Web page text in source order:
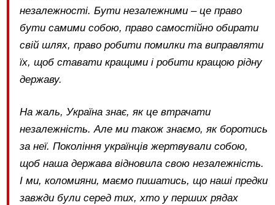
незалежності. Бути незалежними – це право
бути самими собою, право самостійно обирати
свій шлях, право робити помилки та виправляти
їх, щоб ставати кращими і робити кращою рідну
державу.
На жаль, Україна знає, як це втрачати
незалежність. Але ми також знаємо, як боротись
за неї. Покоління українців жертвували собою,
щоб наша держава відновила свою незалежність.
І ми, коломияни, маємо пишатись, що наші предки
завжди були серед тих, хто у перших рядах